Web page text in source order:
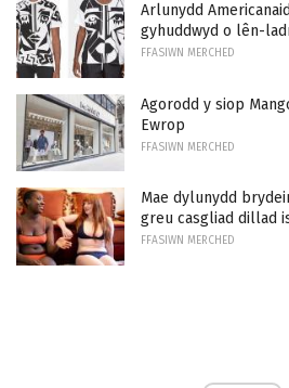
Arlunydd
gyhuddwyd o lên-
FFASIWN MERCHED
Agorodd y siop
Ewrop
FFASIWN MERCHED
Mae dylunydd
greu casgliad dillad
FFASIWN MERCHED